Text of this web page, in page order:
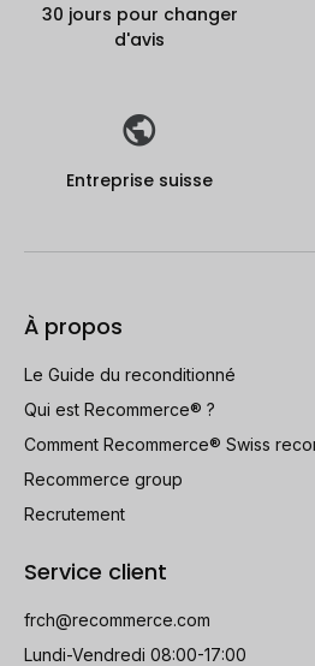
30 jours pour changer
d'avis
Entreprise suisse
À propos
Le Guide du reconditionné
Qui est Recommerce® ?
Comment Recommerce® Swiss
Recommerce group
Recrutement
Service client
frch@recommerce.com
Lundi-Vendredi 08:00-17:00